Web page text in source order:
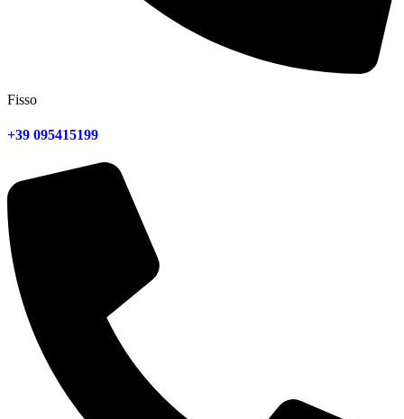
Fisso
+39 095415199